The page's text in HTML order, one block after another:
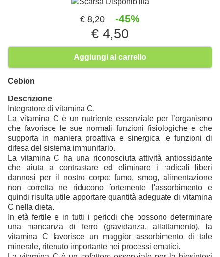
Scarsa Disponibilità
€ 8,20 -45%
€ 4,50
Aggiungi al carrello
Cebion
Descrizione
Integratore di vitamina C.
La vitamina C è un nutriente essenziale per l’organismo
che favorisce le sue normali funzioni fisiologiche e che
supporta in maniera proattiva e sinergica le funzioni di
difesa del sistema immunitario.
La vitamina C ha una riconosciuta attività antiossidante
che aiuta a contrastare ed eliminare i radicali liberi
dannosi per il nostro corpo: fumo, smog, alimentazione
non corretta ne riducono fortemente l'assorbimento e
quindi risulta utile apportare quantità adeguate di vitamina
C nella dieta.
In età fertile e in tutti i periodi che possono determinare
una mancanza di ferro (gravidanza, allattamento), la
vitamina C favorisce un maggior assorbimento di tale
minerale, ritenuto importante nei processi ematici.